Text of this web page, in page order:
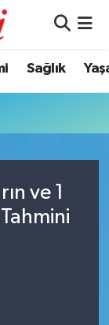
Sağlık
ve 1